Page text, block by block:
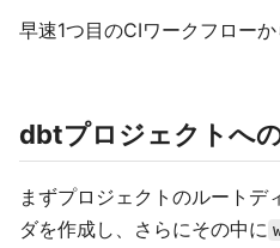
早速1つ目のCIワークフローか
dbtプロジェクトへ
まずプロジェクトのルートデ
ダを作成し、さらにその中に